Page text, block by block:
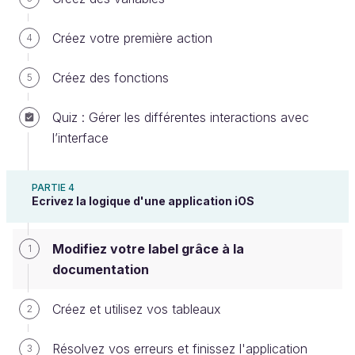
4 Créez votre première action
5 Créez des fonctions
Quiz : Gérer les différentes interactions avec
l’interface
PARTIE 4
Ecrivez la logique d'une application iOS
1
Modifiez votre label grâce à la
documentation
2 Créez et utilisez vos tableaux
3 Résolvez vos erreurs et finissez l'application
changer à chaque appui sur le bouton.
En image, voici ce que ça donne :
N'oublie pas les cornichons dans ta keynote !
aléatoirement un élément dans chaque tableau pour
composer une phrase unique.